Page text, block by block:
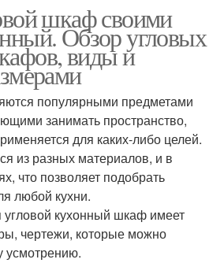
шкаф своими
Обзор угловых
виды и
популярными предметами
занимать пространство,
для каких-либо целей.
из разных материалов, и в
что позволяет подобрать
любой кухни.
кухонный шкаф имеет
чертежи, которые можно
усмотрению.